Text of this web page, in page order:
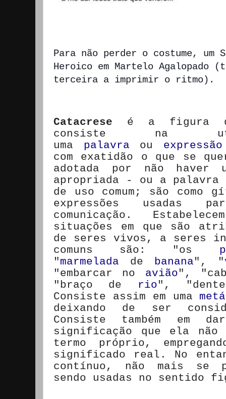
Para não perder o costume, um
Heroico em Martelo Agalopado
terceira a imprimir o ritmo).
Catacrese é a figura de
consiste na
uma palavra ou expressão
com exatidão o que se
adotada por não haver
apropriada - ou a palavra
de uso comum; são como
expressões usadas
comunicação.
situações em que são
de seres vivos, a seres
comuns são: "os
"marmelada de banana", "
"embarcar no avião",
"braço de
rio",
Consiste assim em uma
deixando de ser
Consiste também em
significação que ela
termo próprio,
significado real. No
contínuo, não mais se
sendo usadas no sentido